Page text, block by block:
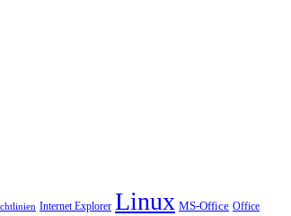
Internet Explorer Linux MS-Office Office